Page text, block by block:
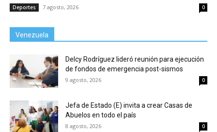
Deportes 7 agosto, 2026 0
Venezuela
Delcy Rodríguez lideró reunión para ejecución
de fondos de emergencia post-sismos
9 agosto, 2026 0
Jefa de Estado (E) invita a crear Casas de
Abuelos en todo el país
8 agosto, 2026 0